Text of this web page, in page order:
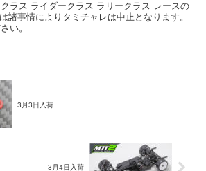
ラス ライダークラス ラリークラス レースの
諸事情によりタミチャレは中止となります。
い。
3月3日入荷
3月4日入荷